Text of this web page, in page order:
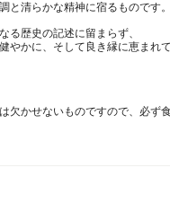
る歴史の記述に留まらず、
やかに、そして良き縁に恵まれ